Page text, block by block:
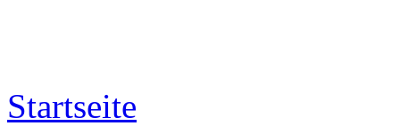
Startseite